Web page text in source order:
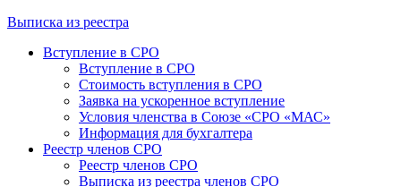
Выписка из реестра
Вступление в СРО
Вступление в СРО
Стоимость вступления в СРО
Заявка на ускоренное вступление
Условия членства в Союзе «СРО «МАС»
Информация для бухгалтера
Реестр членов СРО
Реестр членов СРО
Выписка из реестра членов СРО